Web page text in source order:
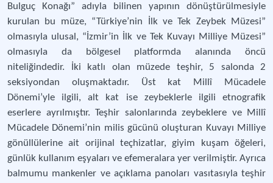
Bulguç Konağı” adıyla bilinen yapının dönüştürülmesiyle
kurulan bu müze, “Türkiye’nin İlk ve Tek Zeybek Müzesi”
olmasıyla ulusal, “İzmir’in İlk ve Tek Kuvayı Milliye Müzesi”
olmasıyla da bölgesel platformda alanında öncü
niteliğindedir. İki katlı olan müzede teşhir, 5 salonda 2
seksiyondan oluşmaktadır. Üst kat Millî Mücadele
Dönemi’yle ilgili, alt kat ise zeybeklerle ilgili etnografik
eserlere ayrılmıştır. Teşhir salonlarında zeybeklere ve Millî
Mücadele Dönemi’nin milis gücünü oluşturan Kuvayı Milliye
gönüllülerine ait orijinal teçhizatlar, giyim kuşam öğeleri,
günlük kullanım eşyaları ve efemeralara yer verilmiştir. Ayrıca
balmumu mankenler ve açıklama panoları vasıtasıyla teşhir